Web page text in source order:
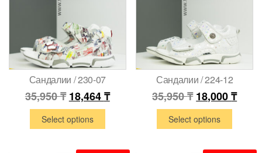
Сандалии / 230-07
35,950₸ 18,464₸
Select options
Сандалии / 224-12
35,950₸ 18,000₸
Select options